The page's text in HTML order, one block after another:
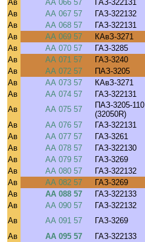
Ав АА 066 57 ГАЗ-322131
Ав
АА 067 57 ГАЗ-322132
Ав
АА 068 57 ГАЗ-322131
Ав
АА 069 57 КАвЗ-3271
Ав
АА 070 57 ГАЗ-3285
Ав
АА 071 57 ГАЗ-3240
Ав
АА 072 57 ПАЗ-3205
Ав
АА 073 57 КАвЗ-3271
Ав
АА 074 57 ГАЗ-322131
Ав
АА 075 57
ПАЗ-3205-110
(32050R)
Ав
АА 076 57 ГАЗ-322131
Ав
АА 077 57 ГАЗ-3261
Ав
АА 078 57 ГАЗ-322130
Ав
АА 079 57 ГАЗ-3269
Ав
АА 080 57 ГАЗ-322132
Ав
АА 082 57 ГАЗ-3269
Ав
АА 088 57 ГАЗ-322133
Ав
АА 090 57 ГАЗ-322132
Ав
АА 091 57 ГАЗ-3269
Ав
АА 095 57 ГАЗ-322133